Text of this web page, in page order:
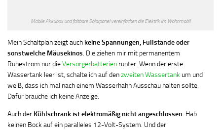
Mobile Akkubox und faltbare Solarpanel vereinfachen die Elektrik im Wohnmobil
Mein Schaltplan zeigt auch keine Spannungen, Füllstände oder
sonstwelche Mäusekinos. Die ziehen mir mit permanentem
Ruhestrom nur dieVersorgerbatterien runter. Wenn der erste
Wassertank leer ist, schalte ich auf denzweiten Wassertank um und
weiß, dass ich mal nach einem Wasserhahn Ausschau halten sollte.
Dafür brauche ich keine Anzeige.
Auch der Kühlschrank ist elektromäßig nicht angeschlossen. Hab
keinen Bock auf ein paralleles 12-Volt-System. Und der